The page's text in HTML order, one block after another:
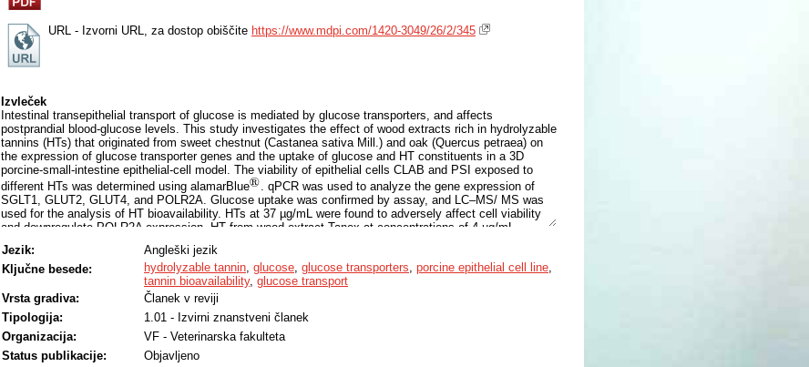
URL - Izvorni URL, za dostop obiščite https://www.mdpi.com/1420-3049/26/2/345
Izvleček
Intestinal transepithelial transport of glucose is mediated by glucose transporters, and affects
postprandial blood-glucose levels. This study investigates the effect of wood extracts rich in hydrolyzable
tannins (HTs) that originated from sweet chestnut (Castanea sativa Mill.) and oak (Quercus petraea) on
the expression of glucose transporter genes and the uptake of glucose and HT constituents in a 3D
porcine-small-intestine epithelial-cell model. The viability of epithelial cells CLAB and PSI exposed to
different HTs was determined using alamarBlue®
®
. qPCR was used to analyze the gene expression of
SGLT1, GLUT2, GLUT4, and POLR2A. Glucose uptake was confirmed by assay, and LC–MS/ MS was
used for the analysis of HT bioavailability. HTs at 37 µg/mL were found to adversely affect cell viability
and downregulate POLR2A expression. HT from wood extract Tanex at concentrations of 4 µg/mL
passage of gallic acid through enterocytes was influenced by all wood extracts compared to gallic acid
itself as a control. These results suggest that HTs could modulate glucose uptake and gallic acid
passage in the 3D cell model.
Jezik:
Angleški jezik
Ključne besede:
hydrolyzable tannin, glucose, glucose transporters, porcine epithelial cell line,
tannin bioavailability, glucose transport
Vrsta gradiva:
Članek v reviji
Tipologija:
1.01 - Izvirni znanstveni članek
Organizacija:
VF - Veterinarska fakulteta
Status publikacije:
Objavljeno